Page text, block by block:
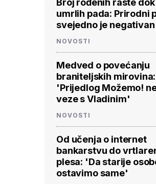
Broj rođenih raste
umrlih pada: Prirodni
svejedno je negativan
NOVOSTI
Medved o povećanju
braniteljskih mirovina:
'Prijedlog Možemo!
veze s Vladinim'
NOVOSTI
Od učenja o internet
bankarstvu do
plesa: 'Da starije
ostavimo same'